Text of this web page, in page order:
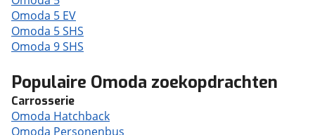
Omoda 5 EV
Omoda 5 SHS
Omoda 9 SHS
Populaire Omoda zoekopdrachten
Carrosserie
Omoda Hatchback
Omoda Personenbus